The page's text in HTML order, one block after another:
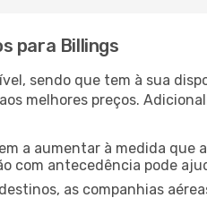
para Billings
sendo que tem à sua
melhores preços.
a aumentar à medida
com antecedência pode
as companhias